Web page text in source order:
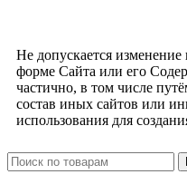
Не допускается
форме Сайта или его
частично, в том числе
состав иных сайтов или
использования для